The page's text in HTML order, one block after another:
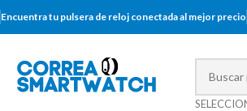
Encuentra tu pulsera de reloj conectada al mejor precio